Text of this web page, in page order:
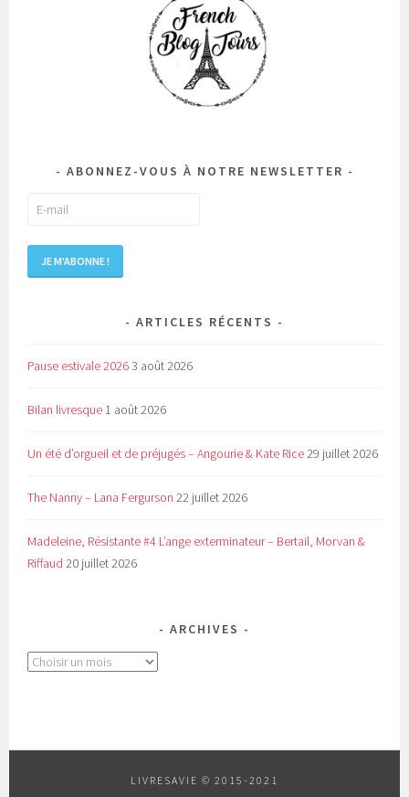
ABONNEZ-VOUS À NOTRE NEWSLETTER
ARTICLES RÉCENTS
Pause estivale 20263 août 2026
Bilan livresque 1 août 2026
Un été d’orgueil et de préjugés – Angourie & Kate Rice29 juillet 2026
The Nanny – Lana Fergurson 22 juillet 2026
Madeleine, Résistante #4 L’ange exterminateur – Bertail, Morvan &
Riffaud 20 juillet 2026
ARCHIVES
Archives
LIVRESAVIE © 2015-2021